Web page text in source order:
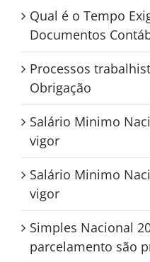
Qual é o Tempo
Documentos
Processos
Obrigação
Salário Minimo
vigor
Salário Minimo
vigor
Simples Nacional
parcelamento são